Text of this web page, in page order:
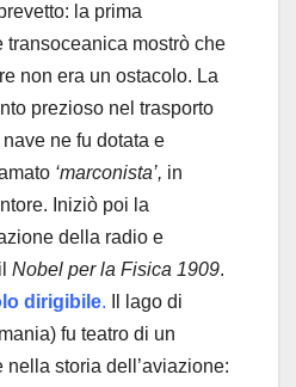
la prima
transoceanica mostrò che
non era un ostacolo. La
prezioso nel trasporto
ne fu dotata e
‘marconista’, in
Iniziò poi la
della radio e
Nobel per la Fisica 1909.
dirigibile.
Il lago di
fu teatro di un
nella storia dell’aviazione: